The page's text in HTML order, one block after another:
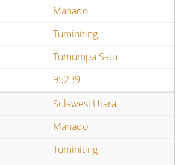
Manado
Tuminiting
Tumumpa Satu
95239
Sulawesi Utara
Manado
Tuminiting